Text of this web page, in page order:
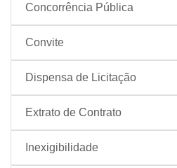
Concorrência Pública
Convite
Dispensa de Licitação
Extrato de Contrato
Inexigibilidade